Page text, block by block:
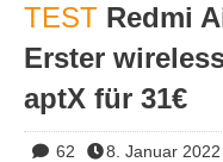
TEST Redmi
Erster
aptX für 31€
62 8. Januar 2022